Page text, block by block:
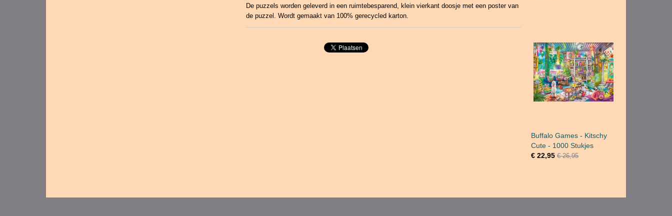
De puzzels worden geleverd in een ruimtebesparend, klein vierkant doosje met een poster van
de puzzel. Wordt gemaakt van 100% gerecycled karton.
Buffalo Games - Kitschy
Cute - 1000 Stukjes
€ 22,95 € 26,95